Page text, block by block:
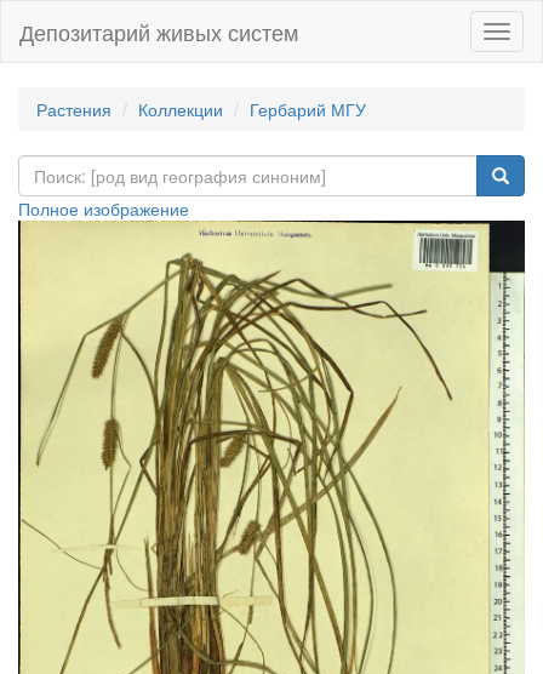
Депозитарий живых систем
Растения Коллекции Гербарий МГУ
Полное изображение